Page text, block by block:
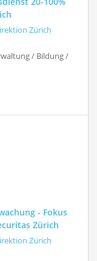
Zürich
/ Bildung /
- Fokus
Zürich
Zürich